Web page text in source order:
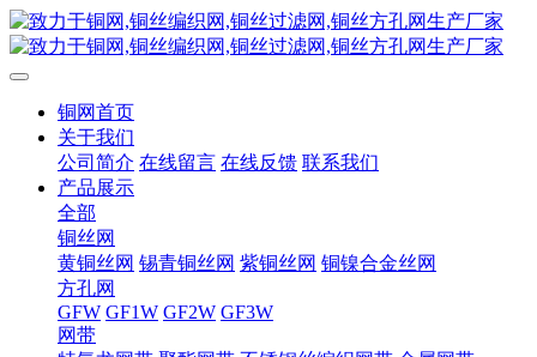
铜网首页
关于我们
公司简介 在线留言 在线反馈 联系我们
产品展示
全部
铜丝网
黄铜丝网 锡青铜丝网 紫铜丝网 铜镍合金丝网
方孔网
GFW GF1W GF2W GF3W
网带